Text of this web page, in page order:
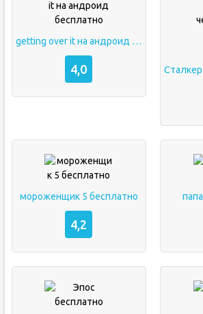
getting over it на андроид бесплатно
4,0
мороженщик 5 бесплатно
4,2